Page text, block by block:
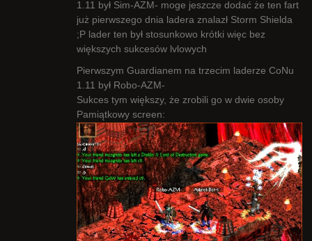
1.11 był Sim-AZM- moge jeszcze dodać że ten fart
już pierwszego dnia ladera znalazł Storm Shielda
;P lader ten był stosunkowo krótki więc bez
większych sukcesów lvlowych
Pierwszym Guardianem na trzecim laderze CoNu
1.11 był Robo-AZM-
Sukces tym większy, że zrobili go w dwie osoby
Pamiątkowy screen: